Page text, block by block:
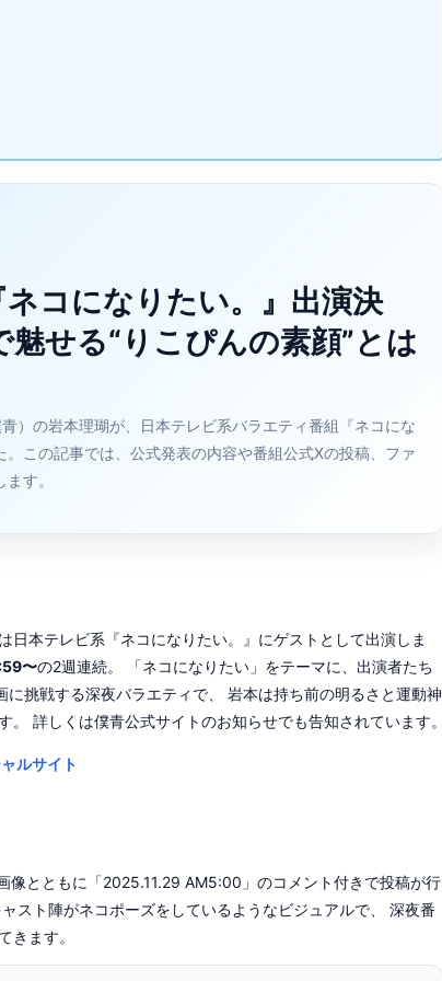
ネコになりたい。』出演決
せる“りこぴんの素顔”とは
）の岩本理瑚が、日本テレビ系バラエティ番組『ネコにな
この記事では、公式発表の内容や番組公式Xの投稿、ファ
す。
日本テレビ系『ネコになりたい。』にゲストとして出演しま
〜の2週連続。 「ネコになりたい」をテーマに、出演者たち
に挑戦する深夜バラエティで、 岩本は持ち前の明るさと運動神
詳しくは僕青公式サイトのお知らせでも告知されています。
ルサイト
像とともに「2025.11.29 AM5:00」のコメント付きで投稿が行
スト陣がネコポーズをしているようなビジュアルで、 深夜番
きます。